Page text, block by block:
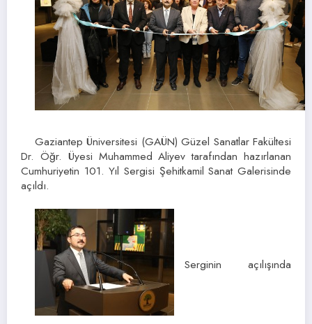
Gaziantep Üniversitesi (GAÜN) Güzel Sanatlar Fakültesi
Dr. Öğr. Üyesi Muhammed Aliyev tarafından hazırlanan
Cumhuriyetin 101. Yıl Sergisi Şehitkamil Sanat Galerisinde
açıldı.
Serginin açılışında